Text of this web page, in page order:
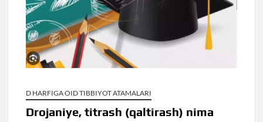
D HARFIGA OID TIBBIYOT ATAMALARI
Drojaniye, titrash (qaltirash) nima